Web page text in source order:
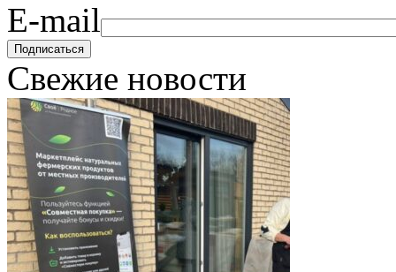
E-mail
Свежие новости